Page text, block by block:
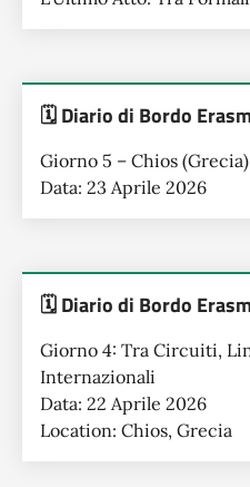
🗓️ Diario di Bordo
Giorno 5 – Chios (Grecia)
Data: 23 Aprile 2026
🗓️ Diario di Bordo
Giorno 4: Tra Circuiti,
Internazionali
Data: 22 Aprile 2026
Location: Chios, Grecia